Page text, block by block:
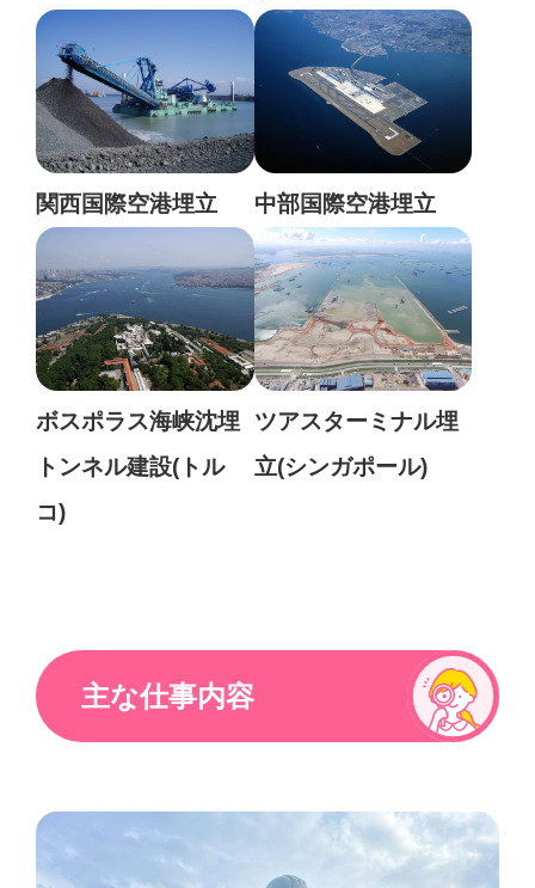
関西国際空港埋立 中部国際空港埋立
ボスポラス海峡沈埋
トンネル建設(トル
コ)
ツアスターミナル埋
立(シンガポール)
主な仕事内容